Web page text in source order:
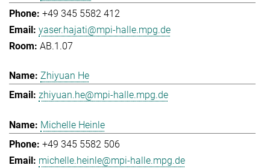
+49 345 5582 412
yaser.hajati@mpi-halle.mpg.de
AB.1.07
Zhiyuan He
zhiyuan.he@mpi-halle.mpg.de
Michelle Heinle
+49 345 5582 506
michelle.heinle@mpi-halle.mpg.de